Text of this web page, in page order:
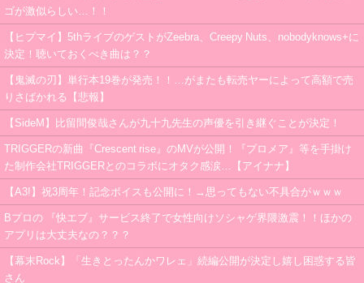
ゴが激似らしい…！！
【ヒプマイ】5thライブのゲストがZeebra、Creepy Nuts、nobodyknows+に
決定！聴いておくべき曲は？？
【鬼滅の刃】単行本19巻が発売！！…がまたも転売ヤーによって高額で売
りさばかれる【悲報】
【SideM】比留間俊哉さんが九十九先生の声優を引き継ぐことが決定！
TRIGGERの新曲『Crescent rise』のMVが公開！『プロメア』等を手掛け
た制作会社TRIGGERとのコラボにオタク感涙…【アイナナ】
【A3!】祝3周年！記念ボイスも公開に！→思ってもない不具合がｗｗｗ
Bプロの 『快エブ』サービス終了で女性向けソシャゲ界隈激震！！ほかの
アプリは大丈夫なの？？？
【幕末Rock】「生きとったんかワレェ」続編公開が決定し嬉し困惑する皆
さん